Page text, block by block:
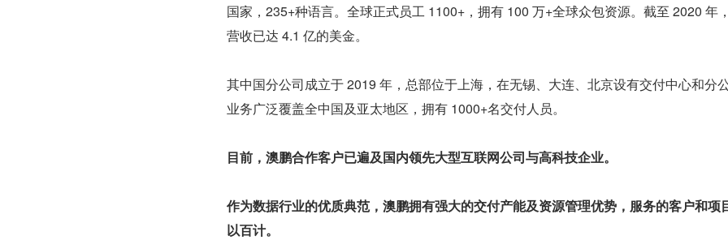
国家，235+种语言。全球正式员工 1100+，拥有 100 万+全球众包资源。截至 2020 年
营收已达 4.1 亿的美金。
其中国分公司成立于 2019 年，总部位于上海，在无锡、大连、北京设有交付中心和分
业务广泛覆盖全中国及亚太地区，拥有 1000+名交付人员。
目前，澳鹏合作客户已遍及国内领先大型互联网公司与高科技企业。
作为数据行业的优质典范，澳鹏拥有强大的交付产能及资源管理优势，服务的客户和项
以百计。